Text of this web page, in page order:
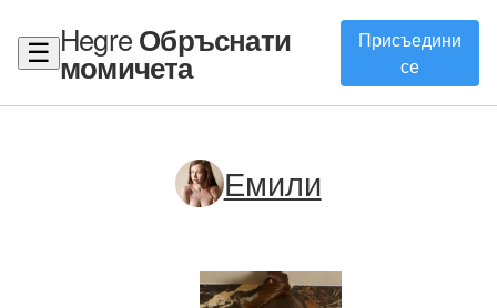
☰ HegreОбръснати
момичета
Присъедини
се
Емили